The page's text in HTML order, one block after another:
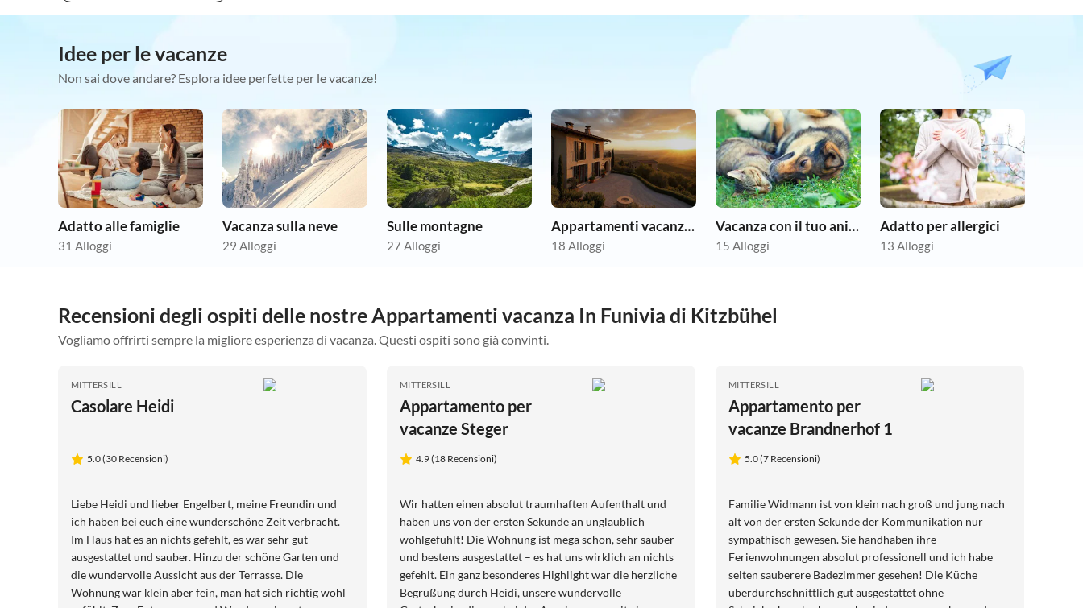
Idee per le vacanze
Non sai dove andare? Esplora idee perfette per le vacanze!
Adatto alle famiglie
31 Alloggi
Vacanza sulla neve
29 Alloggi
Sulle montagne
27 Alloggi
Appartamenti vacanze economici
18 Alloggi
Vacanza con il tuo animale domestico
15 Alloggi
Adatto per allergici
13 Alloggi
Recensioni degli ospiti delle nostre Appartamenti vacanza In Funivia di Kitzbühel
Vogliamo offrirti sempre la migliore esperienza di vacanza. Questi ospiti sono già convinti.
MITTERSILL
Casolare Heidi
5.0 (30 Recensioni)
Liebe Heidi und lieber Engelbert, meine Freundin und
ich haben bei euch eine wunderschöne Zeit verbracht.
Im Haus hat es an nichts gefehlt, es war sehr gut
ausgestattet und sauber. Hinzu der schöne Garten und
die wundervolle Aussicht aus der Terrasse. Die
Wohnung war klein aber fein, man hat sich richtig wohl
MITTERSILL
Appartamento per
vacanze Steger
4.9 (18 Recensioni)
Wir hatten einen absolut traumhaften Aufenthalt und
haben uns von der ersten Sekunde an unglaublich
wohlgefühlt! Die Wohnung ist mega schön, sehr sauber
und bestens ausgestattet – es hat uns wirklich an nichts
gefehlt. Ein ganz besonderes Highlight war die herzliche
Begrüßung durch Heidi, unsere wundervolle
MITTERSILL
Appartamento per
vacanze Brandnerhof 1
5.0 (7 Recensioni)
Familie Widmann ist von klein nach groß und jung nach
alt von der ersten Sekunde der Kommunikation nur
sympathisch gewesen. Sie handhaben ihre
Ferienwohnungen absolut professionell und ich habe
selten sauberere Badezimmer gesehen! Die Küche
überdurchschnittlich gut ausgestattet ohne